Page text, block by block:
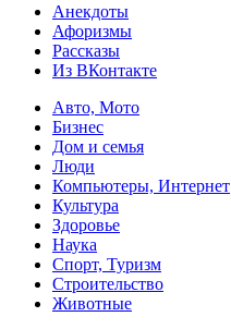
Анекдоты
Афоризмы
Рассказы
Из ВКонтакте
Авто, Мото
Бизнес
Дом и семья
Люди
Компьютеры, Интернет
Культура
Здоровье
Наука
Спорт, Туризм
Строительство
Животные